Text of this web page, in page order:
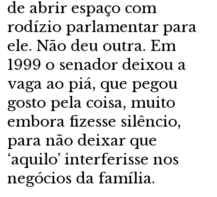
de abrir espaço com
rodízio parlamentar para
ele. Não deu outra. Em
1999 o senador deixou a
vaga ao piá, que pegou
gosto pela coisa, muito
embora fizesse silêncio,
para não deixar que
‘aquilo’ interferisse nos
negócios da família.